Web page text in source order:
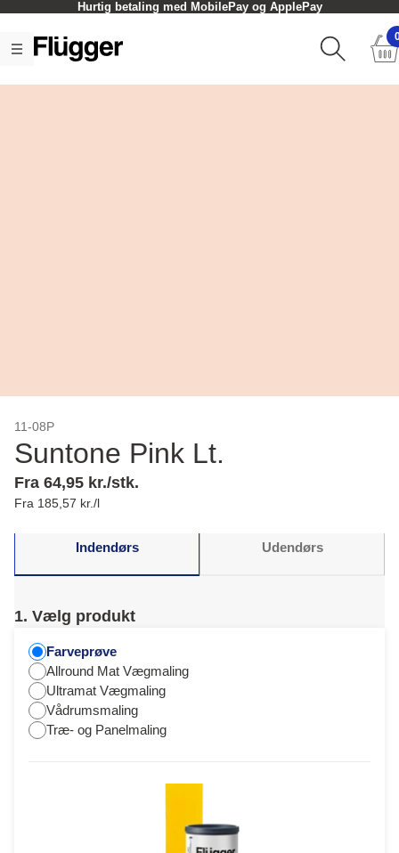
Hurtig betaling med MobilePay og ApplePay
11-08P
Suntone Pink Lt.
Fra 64,95 kr./stk.
Fra 185,57 kr./l
Indendørs Udendørs
1. Vælg produkt
Farveprøve
Allround Mat Vægmaling
Ultramat Vægmaling
Vådrumsmaling
Træ- og Panelmaling